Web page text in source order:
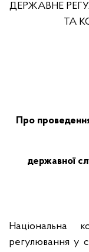
ДЕРЖАВНЕ
ТА
Про
державної
Національна
регулювання у